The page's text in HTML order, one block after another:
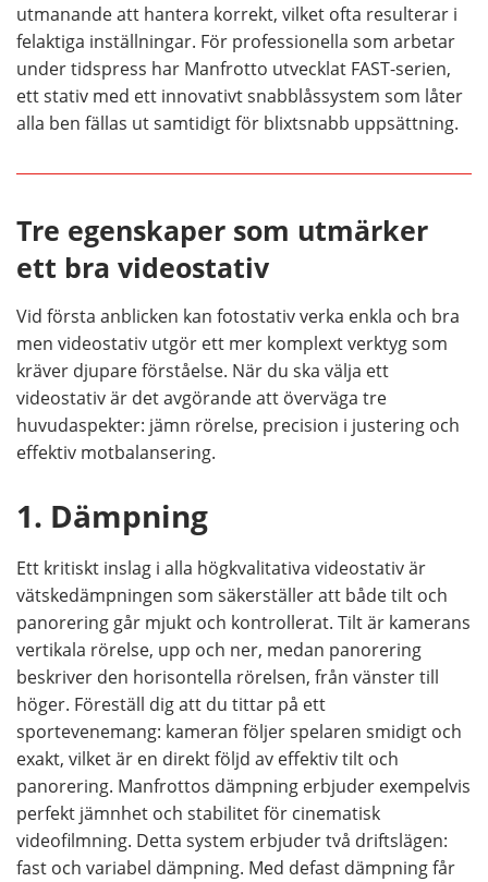
utmanande att hantera korrekt, vilket ofta resulterar i
felaktiga inställningar. För professionella som arbetar
under tidspress har Manfrotto utvecklat FAST-serien,
ett stativ med ett innovativt snabblåssystem som låter
alla ben fällas ut samtidigt för blixtsnabb uppsättning.
Tre egenskaper som utmärker
ett bra videostativ
Vid första anblicken kan fotostativ verka enkla och bra
men videostativ utgör ett mer komplext verktyg som
kräver djupare förståelse. När du ska välja ett
videostativ är det avgörande att överväga tre
huvudaspekter: jämn rörelse, precision i justering och
effektiv motbalansering.
1. Dämpning
Ett kritiskt inslag i alla högkvalitativa videostativ är
vätskedämpningen som säkerställer att både tilt och
panorering går mjukt och kontrollerat. Tilt är kamerans
vertikala rörelse, upp och ner, medan panorering
beskriver den horisontella rörelsen, från vänster till
höger. Föreställ dig att du tittar på ett
sportevenemang: kameran följer spelaren smidigt och
exakt, vilket är en direkt följd av effektiv tilt och
panorering. Manfrottos dämpning erbjuder exempelvis
perfekt jämnhet och stabilitet för cinematisk
videofilmning. Detta system erbjuder två driftslägen:
fast och variabel dämpning. Med defast dämpning får